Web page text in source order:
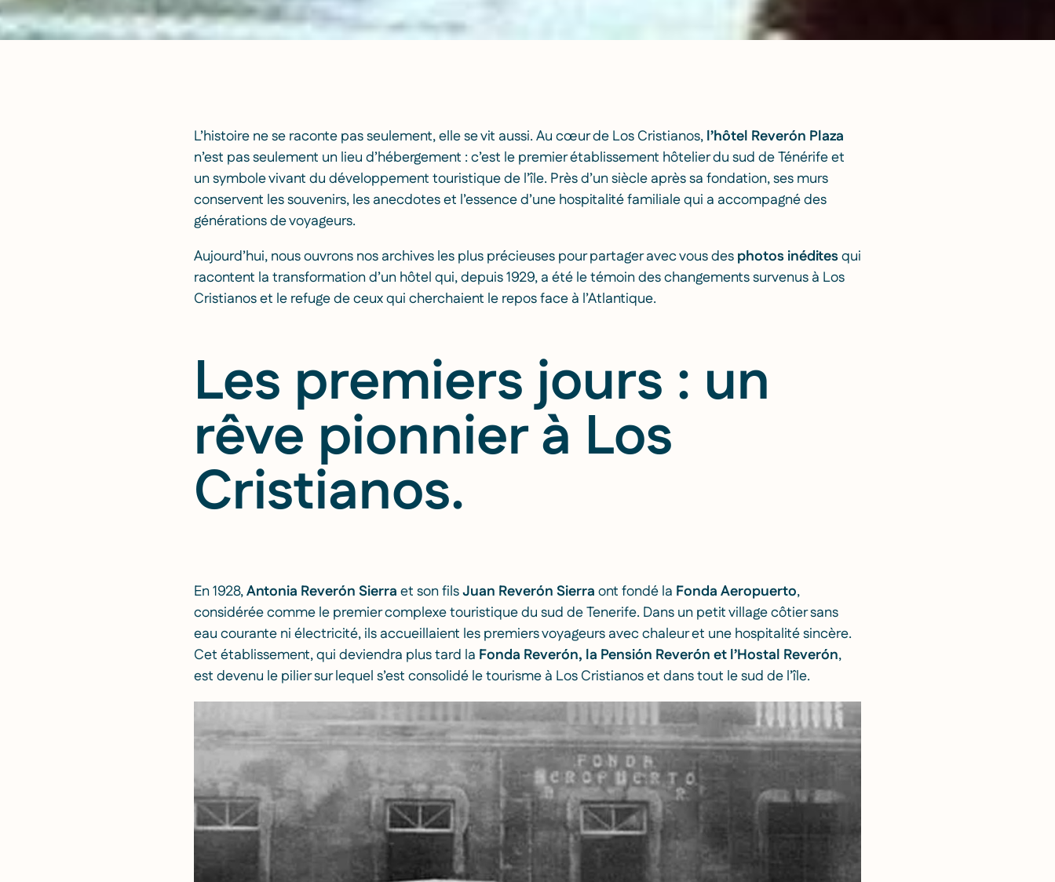
L’histoire ne se raconte pas seulement, elle se vit aussi. Au cœur de Los Cristianos,l’hôtel Reverón Plaza
n’est pas seulement un lieu d’hébergement : c’est le premier établissement hôtelier du sud de Ténérife et
un symbole vivant du développement touristique de l’île. Près d’un siècle après sa fondation, ses murs
conservent les souvenirs, les anecdotes et l’essence d’une hospitalité familiale qui a accompagné des
générations de voyageurs.
Aujourd’hui, nous ouvrons nos archives les plus précieuses pour partager avec vous desphotos inéditesqui
racontent la transformation d’un hôtel qui, depuis 1929, a été le témoin des changements survenus à Los
Cristianos et le refuge de ceux qui cherchaient le repos face à l’Atlantique.
Les premiers jours : un
rêve pionnier à Los
Cristianos.
En 1928,Antonia Reverón Sierraet son filsJuan Reverón Sierraont fondé la Fonda Aeropuerto,
considérée comme le premier complexe touristique du sud de Tenerife. Dans un petit village côtier sans
eau courante ni électricité, ils accueillaient les premiers voyageurs avec chaleur et une hospitalité sincère.
Cet établissement, qui deviendra plus tard la Fonda Reverón, la Pensión Reverón et l’Hostal Reverón,
est devenu le pilier sur lequel s’est consolidé le tourisme à Los Cristianos et dans tout le sud de l’île.